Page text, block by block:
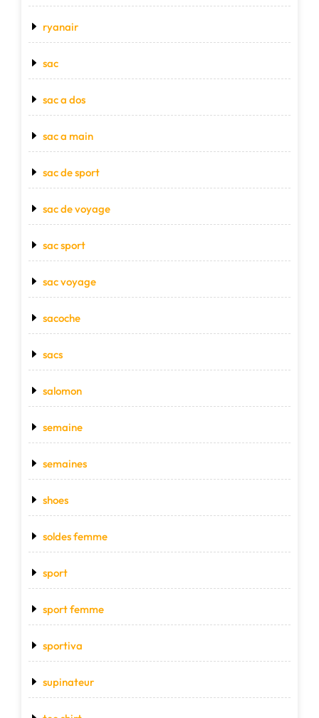
ryanair
sac
sac a dos
sac a main
sac de sport
sac de voyage
sac sport
sac voyage
sacoche
sacs
salomon
semaine
semaines
shoes
soldes femme
sport
sport femme
sportiva
supinateur